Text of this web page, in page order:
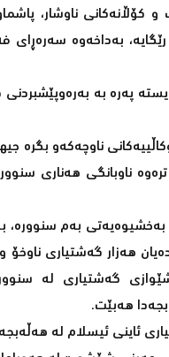
و کۆڵانەکانی ناوشار،
بەداخەوە
پەرە بە
ناوچەکەو بگرە
ناوبانگی هەناری
بەم
هەزار گەشتیاری
گەشتیاری لە
هەبێت.
ئیسلام لە هەڵەبجە